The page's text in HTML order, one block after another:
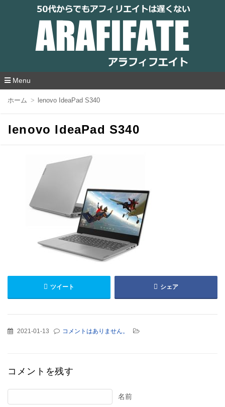
アラフィフエイト｜ 50代からでもアフィリ
エイトは遅くない
Menu
移
ホーム lenovo IdeaPad S340
lenovo IdeaPad S340
ツイート シェア
2021-01-13 コメントはありません。
コメントを残す
名前